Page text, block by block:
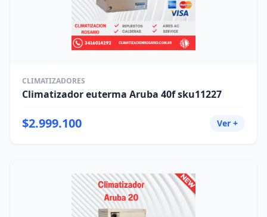
CLIMATIZADORES
Climatizador euterma Aruba 40f sku11227
$2.999.100 Ver +